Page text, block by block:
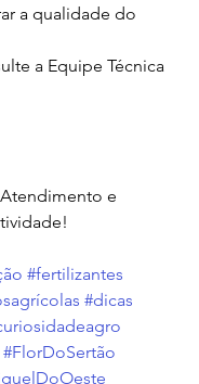
a qualidade do
a Equipe Técnica
e
#fertilizantes
#dicas
#FlorDoSertão